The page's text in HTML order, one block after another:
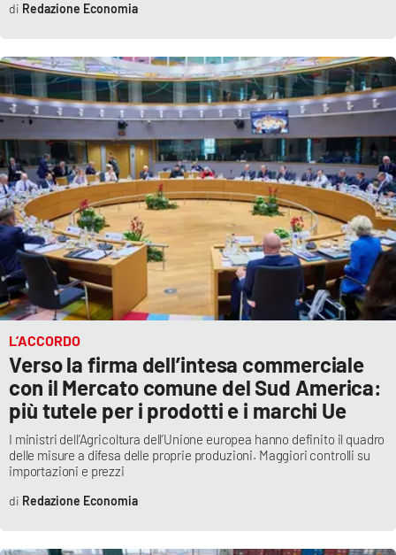
Redazione Economia
L’ACCORDO
Verso la firma dell’intesa commerciale
con il Mercato comune del Sud America:
più tutele per i prodotti e i marchi Ue
I ministri dell’Agricoltura dell’Unione europea hanno definito il quadro
delle misure a difesa delle proprie produzioni. Maggiori controlli su
importazioni e prezzi
Redazione Economia